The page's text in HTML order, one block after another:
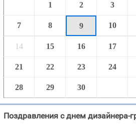
1
2 3
7 8 9 10
14 15 16 17
21 22 23 24
28 29 30